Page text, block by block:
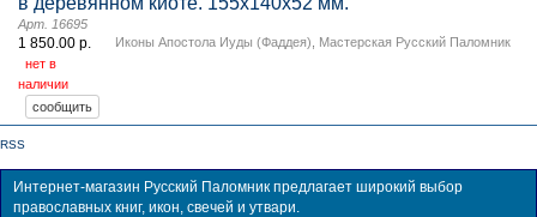
Иконы Апостола Иуды (Фаддея) Мастерская Русский Паломник
Арт. 16695
1 850.00 р.
нет в
наличии
RSS
Интернет-магазин Русский Паломник предлагает широкий выбор
православных книг, икон, свечей и утвари.